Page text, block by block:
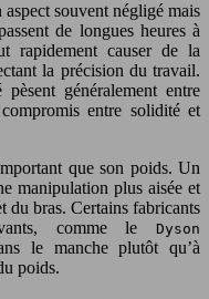
souvent négligé mais
de longues heures à
rapidement causer de la
la précision du travail.
généralement entre
entre solidité et
que son poids. Un
manipulation plus aisée et
du bras. Certains fabricants
comme le
Dyson
le manche plutôt qu’à
poids.